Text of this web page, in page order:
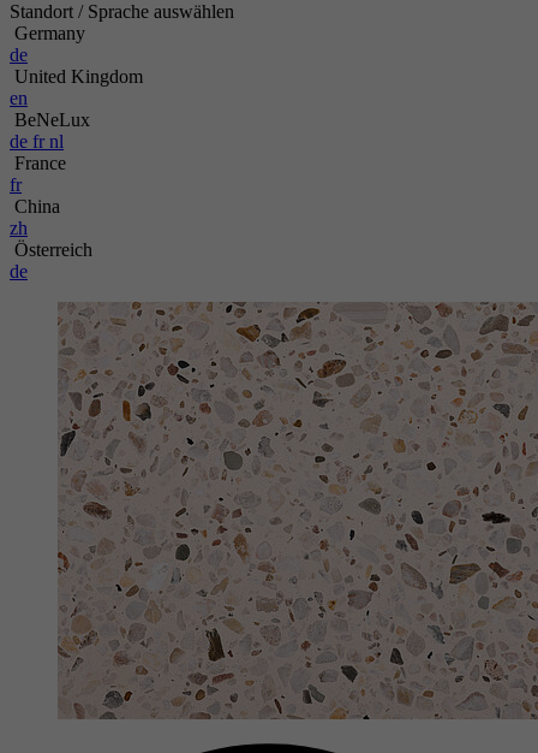
Standort / Sprache auswählen
Germany
de
United Kingdom
en
BeNeLux
de fr nl
France
fr
China
zh
Österreich
de